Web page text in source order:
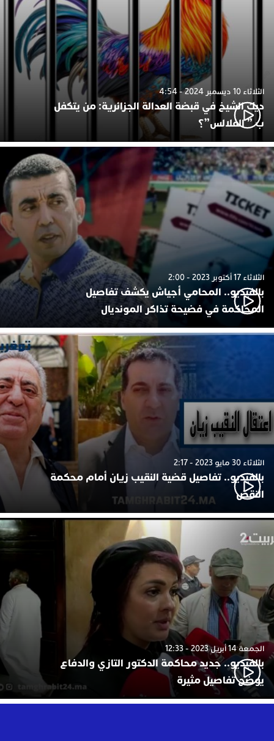
الثلاثاء 10 ديسمبر 2024 - 4:54
ديك الشيخ في قبضة العدالة الجزائرية: من يتكفل
ب ” الفلالس”؟
الثلاثاء 17 أكتوبر 2023 - 2:00
بالفيديو.. المحامي أجياش يكشف تفاصيل
المحاكمة في فضيحة تذاكر المونديال
الثلاثاء 30 مايو 2023 - 2:17
بالفيديو.. تفاصيل قضية النقيب زيان أمام محكمة
النقض
الجمعة 14 أبريل 2023 - 12:33
بالفيديو.. جديد محاكمة الدكتور التازي والدفاع
يوضح تفاصيل مثيرة